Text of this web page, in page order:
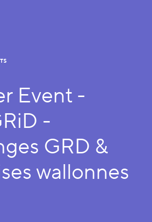
Event -
-
GRD &
wallonnes